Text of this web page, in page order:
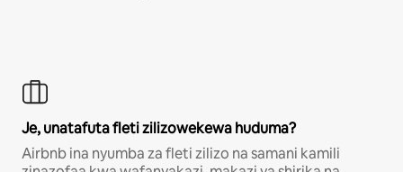
Je, unatafuta fleti zilizowekewa huduma?
Airbnb ina nyumba za fleti zilizo na samani kamili